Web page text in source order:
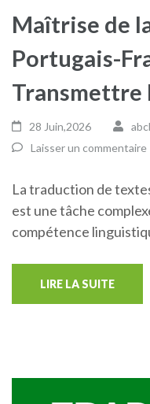
Maîtrise de
Portugais-
Transmettre
28 Juin,2026
Laisser un commentaire
La traduction de
est une tâche
compétence
LIRE LA SUITE